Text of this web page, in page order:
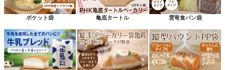
ポケット袋 亀底タートル 雲竜食パン袋